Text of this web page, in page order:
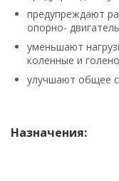
предупреждают
опорно-
уменьшают
коленные и
улучшают общее
Назначения: